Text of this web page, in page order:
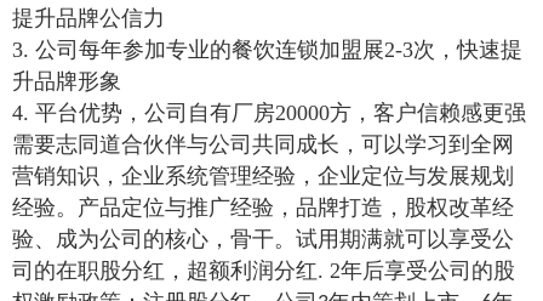
提升品牌公信力
3. 公司每年参加专业的餐饮连锁加盟展2-3次，快速提
升品牌形象
4. 平台优势，公司自有厂房20000方，客户信赖感更强
需要志同道合伙伴与公司共同成长，可以学习到全网
营销知识，企业系统管理经验，企业定位与发展规划
经验。产品定位与推广经验，品牌打造，股权改革经
验、成为公司的核心，骨干。试用期满就可以享受公
司的在职股分红，超额利润分红. 2年后享受公司的股